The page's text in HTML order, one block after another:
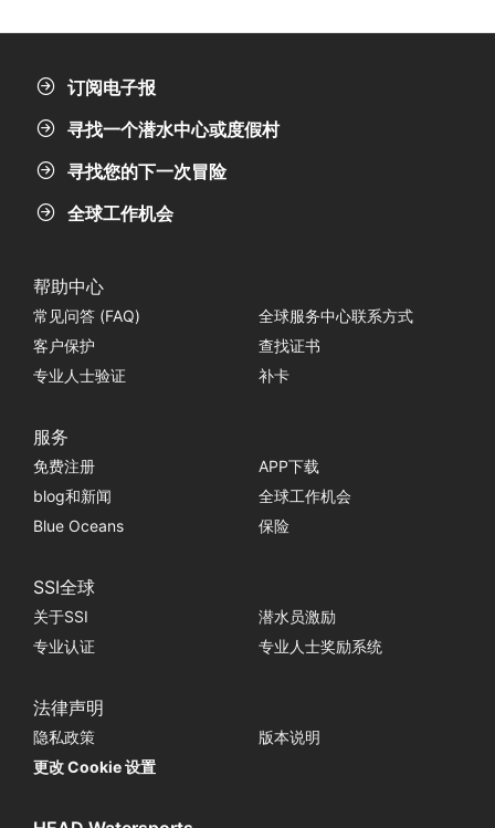
订阅电子报
寻找一个潜水中心或度假村
寻找您的下一次冒险
全球工作机会
帮助中心
常见问答 (FAQ)
全球服务中心联系方式
客户保护
查找证书
专业人士验证
补卡
服务
免费注册
APP下载
blog和新闻
全球工作机会
Blue Oceans
保险
SSI全球
关于SSI
潜水员激励
专业认证
专业人士奖励系统
法律声明
隐私政策
版本说明
更改 Cookie 设置